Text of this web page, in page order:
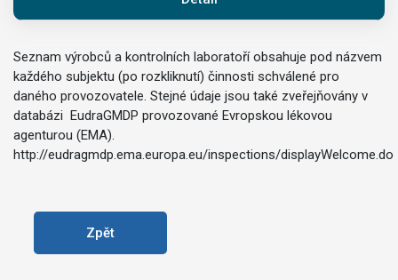
Seznam výrobců a kontrolních laboratoří obsahuje pod názvem
každého subjektu (po rozkliknutí) činnosti schválené pro
daného provozovatele. Stejné údaje jsou také zveřejňovány v
databázi EudraGMDP provozované Evropskou lékovou
agenturou (EMA).
http://eudragmdp.ema.europa.eu/inspections/displayWelcome.do
Zpět